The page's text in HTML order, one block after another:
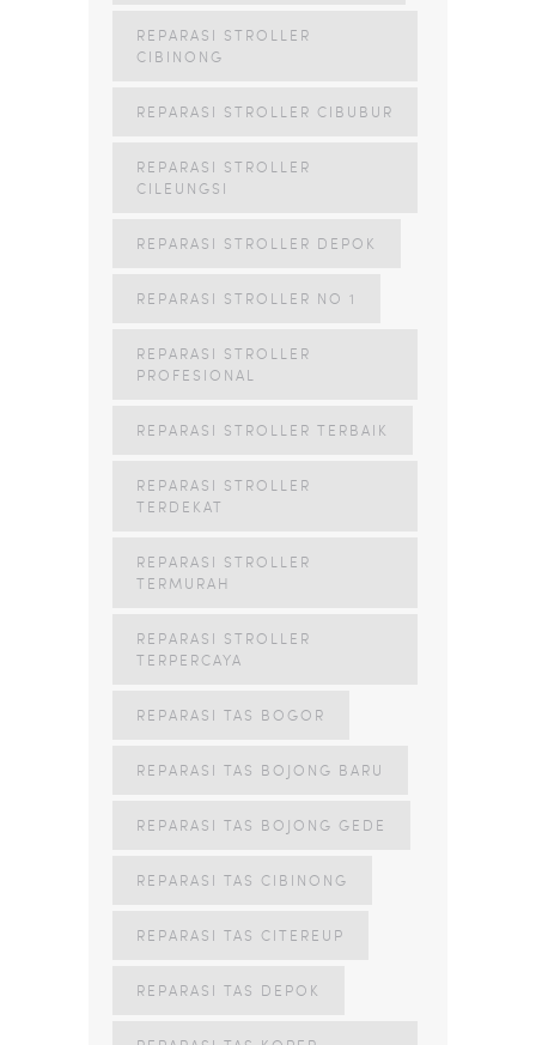
REPARASI STROLLER
CIBINONG
REPARASI STROLLER CIBUBUR
REPARASI STROLLER
CILEUNGSI
REPARASI STROLLER DEPOK
REPARASI STROLLER NO 1
REPARASI STROLLER
PROFESIONAL
REPARASI STROLLER TERBAIK
REPARASI STROLLER
TERDEKAT
REPARASI STROLLER
TERMURAH
REPARASI STROLLER
TERPERCAYA
REPARASI TAS BOGOR
REPARASI TAS BOJONG BARU
REPARASI TAS BOJONG GEDE
REPARASI TAS CIBINONG
REPARASI TAS CITEREUP
REPARASI TAS DEPOK